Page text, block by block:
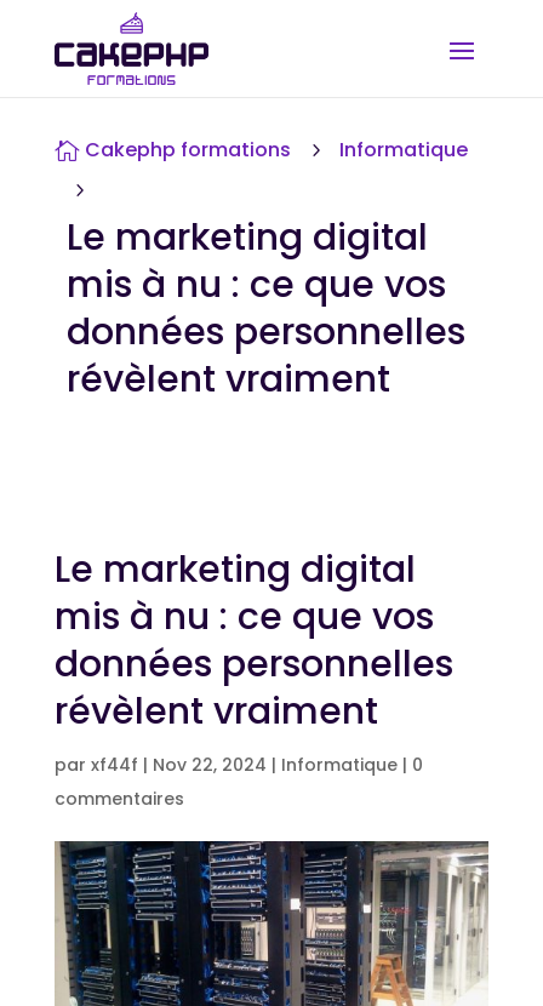
 Cakephp formations 5 Informatique
5
Le marketing digital
mis à nu : ce que vos
données personnelles
révèlent vraiment
Le marketing digital
mis à nu : ce que vos
données personnelles
révèlent vraiment
par xf44f | Nov 22, 2024 | Informatique| 0
commentaires